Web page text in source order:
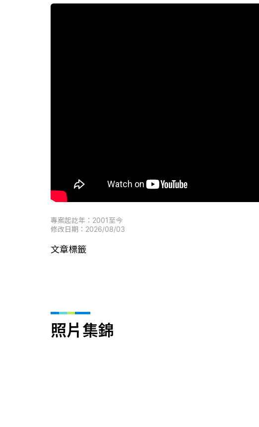
專案起訖年：2001至今
修改日期：2026/08/03
文章標籤
照片集錦